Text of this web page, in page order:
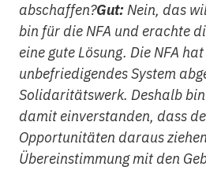
abschaffen?Gut:Nein, das
bin für die NFA und erachte
eine gute Lösung. Die NFA
unbefriedigendes System
Solidaritätswerk. Deshalb
damit einverstanden, dass
Opportunitäten daraus
Übereinstimmung mit den